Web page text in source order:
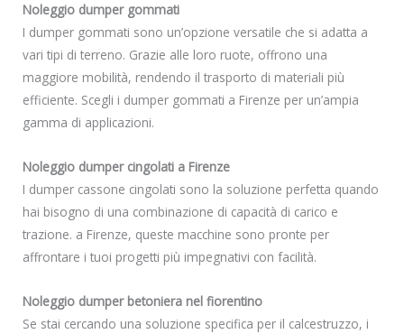
Noleggio dumper gommati
I dumper gommati sono un’opzione versatile che si adatta a
vari tipi di terreno. Grazie alle loro ruote, offrono una
maggiore mobilità, rendendo il trasporto di materiali più
efficiente. Scegli i dumper gommati a Firenze per un’ampia
gamma di applicazioni.
Noleggio dumper cingolati a Firenze
I dumper cassone cingolati sono la soluzione perfetta quando
hai bisogno di una combinazione di capacità di carico e
trazione. a Firenze, queste macchine sono pronte per
affrontare i tuoi progetti più impegnativi con facilità.
Noleggio dumper betoniera nel fiorentino
Se stai cercando una soluzione specifica per il calcestruzzo, i